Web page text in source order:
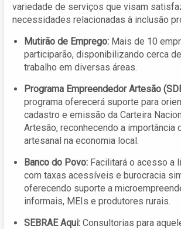
variedade de serviços que visam
necessidades relacionadas à inclusão
Mutirão de Emprego: Mais de 10
participarão, disponibilizando cerca
trabalho em diversas áreas.
Programa Empreendedor Artesão
programa oferecerá suporte para
cadastro e emissão da Carteira
Artesão, reconhecendo a importância
artesanal na economia local.
Banco do Povo: Facilitará o acesso a
com taxas acessíveis e burocracia
oferecendo suporte a
informais, MEIs e produtores rurais.
SEBRAE Aqui: Consultorias para